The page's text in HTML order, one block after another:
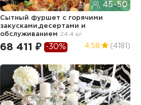
45-50
Сытный фуршет с горячими
закусками,десертами и
обслуживанием 24.4 кг
68 411 ₽ -30% 4.58 (4181)